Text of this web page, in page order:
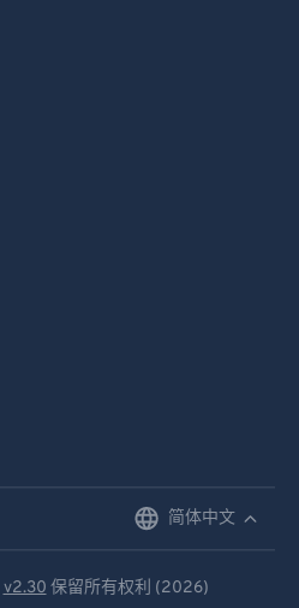
简体中文
v2.30 保留所有权利 (2026)